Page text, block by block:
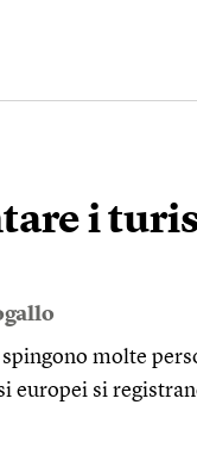
i
molte
europei si